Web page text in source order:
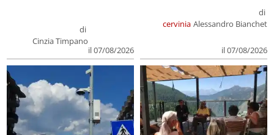
di
Cinzia Timpano
il 07/08/2026
cervinia
di
Alessandro Bianchet
il 07/08/2026